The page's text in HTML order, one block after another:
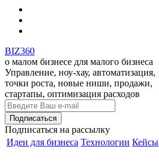
BIZ360
о малом бизнесе для малого бизнеса
Управление, ноу-хау, автоматизация,
точки роста, новые ниши, продажи,
стартапы, оптимизация расходов
Подписаться на рассылку
Идеи для бизнеса Технологии Кейсы